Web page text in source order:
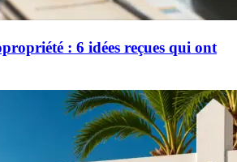
: 6 idées reçues qui ont